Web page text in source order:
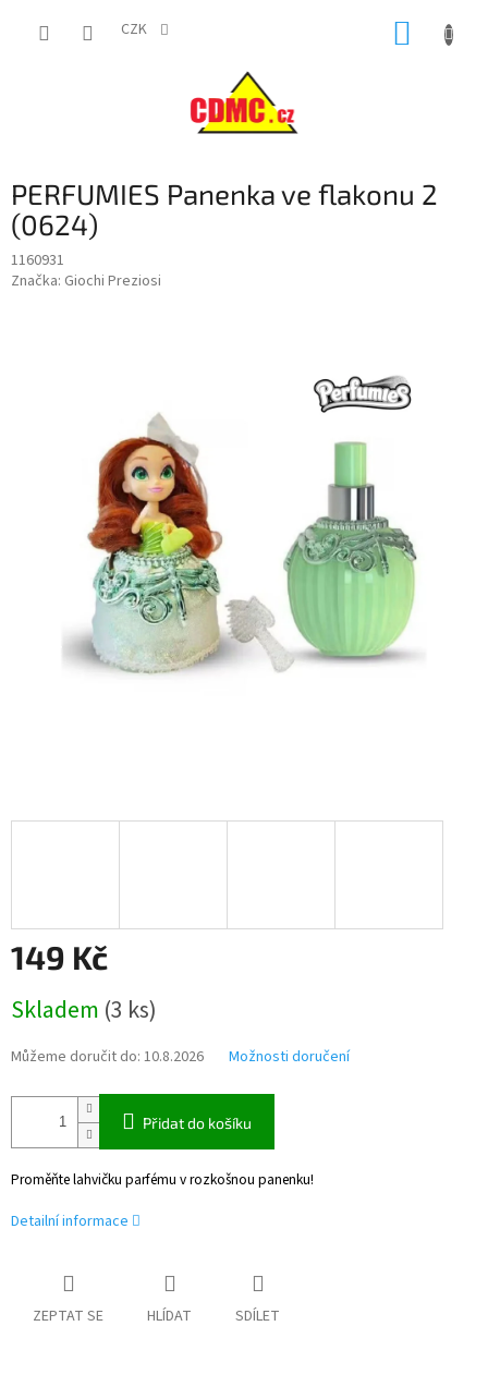
CZK
PERFUMIES Panenka ve flakonu 2
(0624)
1160931
Značka: Giochi Preziosi
149 Kč
cena:
Skladem (3 ks)
Můžeme doručit do: 10.8.2026 Možnosti doručení
Přidat do košíku
Proměňte lahvičku parfému v rozkošnou panenku!
Detailní informace
ZEPTAT SE HLÍDAT SDÍLET